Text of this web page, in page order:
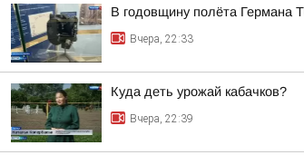
В годовщину полёта Германа
Вчера, 22:33
Куда деть урожай кабачков?
Вчера, 22:39